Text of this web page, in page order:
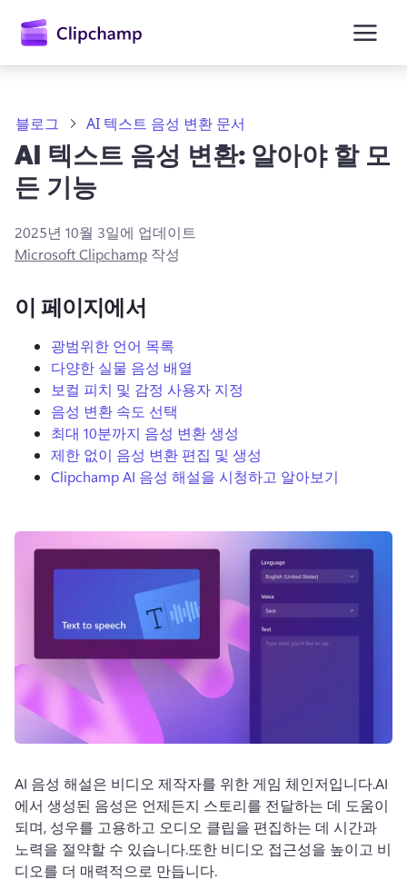
로
로그인
무료 체험하기
블로그 AI 텍스트 음성 변환 문서
AI 텍스트 음성 변환: 알아야 할 모
든 기능
2025년 10월 3일에 업데이트
Microsoft Clipchamp 작성
이 페이지에서
광범위한 언어 목록
다양한 실물 음성 배열
보컬 피치 및 감정 사용자 지정
음성 변환 속도 선택
최대 10분까지 음성 변환 생성
제한 없이 음성 변환 편집 및 생성
Clipchamp AI 음성 해설을 시청하고 알아보기
AI 음성 해설은 비디오 제작자를 위한 게임 체인저입니다.AI
에서 생성된 음성은 언제든지 스토리를 전달하는 데 도움이
되며, 성우를 고용하고 오디오 클립을 편집하는 데 시간과
노력을 절약할 수 있습니다.또한 비디오 접근성을 높이고 비
디오를 더 매력적으로 만듭니다.